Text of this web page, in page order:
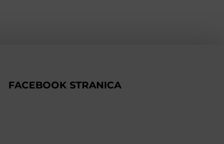
FACEBOOK STRANICA